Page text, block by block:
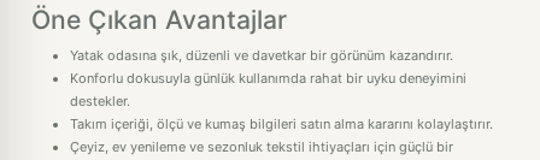
Öne Çıkan Avantajlar
Yatak odasına şık, düzenli ve davetkar bir görünüm kazandırır.
Konforlu dokusuyla günlük kullanımda rahat bir uyku deneyimini
destekler.
Takım içeriği, ölçü ve kumaş bilgileri satın alma kararını kolaylaştırır.
Çeyiz, ev yenileme ve sezonluk tekstil ihtiyaçları için güçlü bir